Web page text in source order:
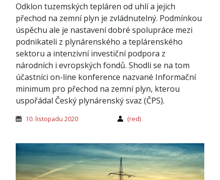
Odklon tuzemských tepláren od uhlí a jejich
přechod na zemní plyn je zvládnutelný. Podmínkou
úspěchu ale je nastavení dobré spolupráce mezi
podnikateli z plynárenského a teplárenského
sektoru a intenzivní investiční podpora z
národních i evropských fondů. Shodli se na tom
účastníci on-line konference nazvané Informační
minimum pro přechod na zemní plyn, kterou
uspořádal Český plynárenský svaz (ČPS).
10. listopadu 2020 (red)